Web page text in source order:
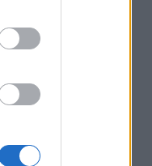
να
θα
,με
τη
τις